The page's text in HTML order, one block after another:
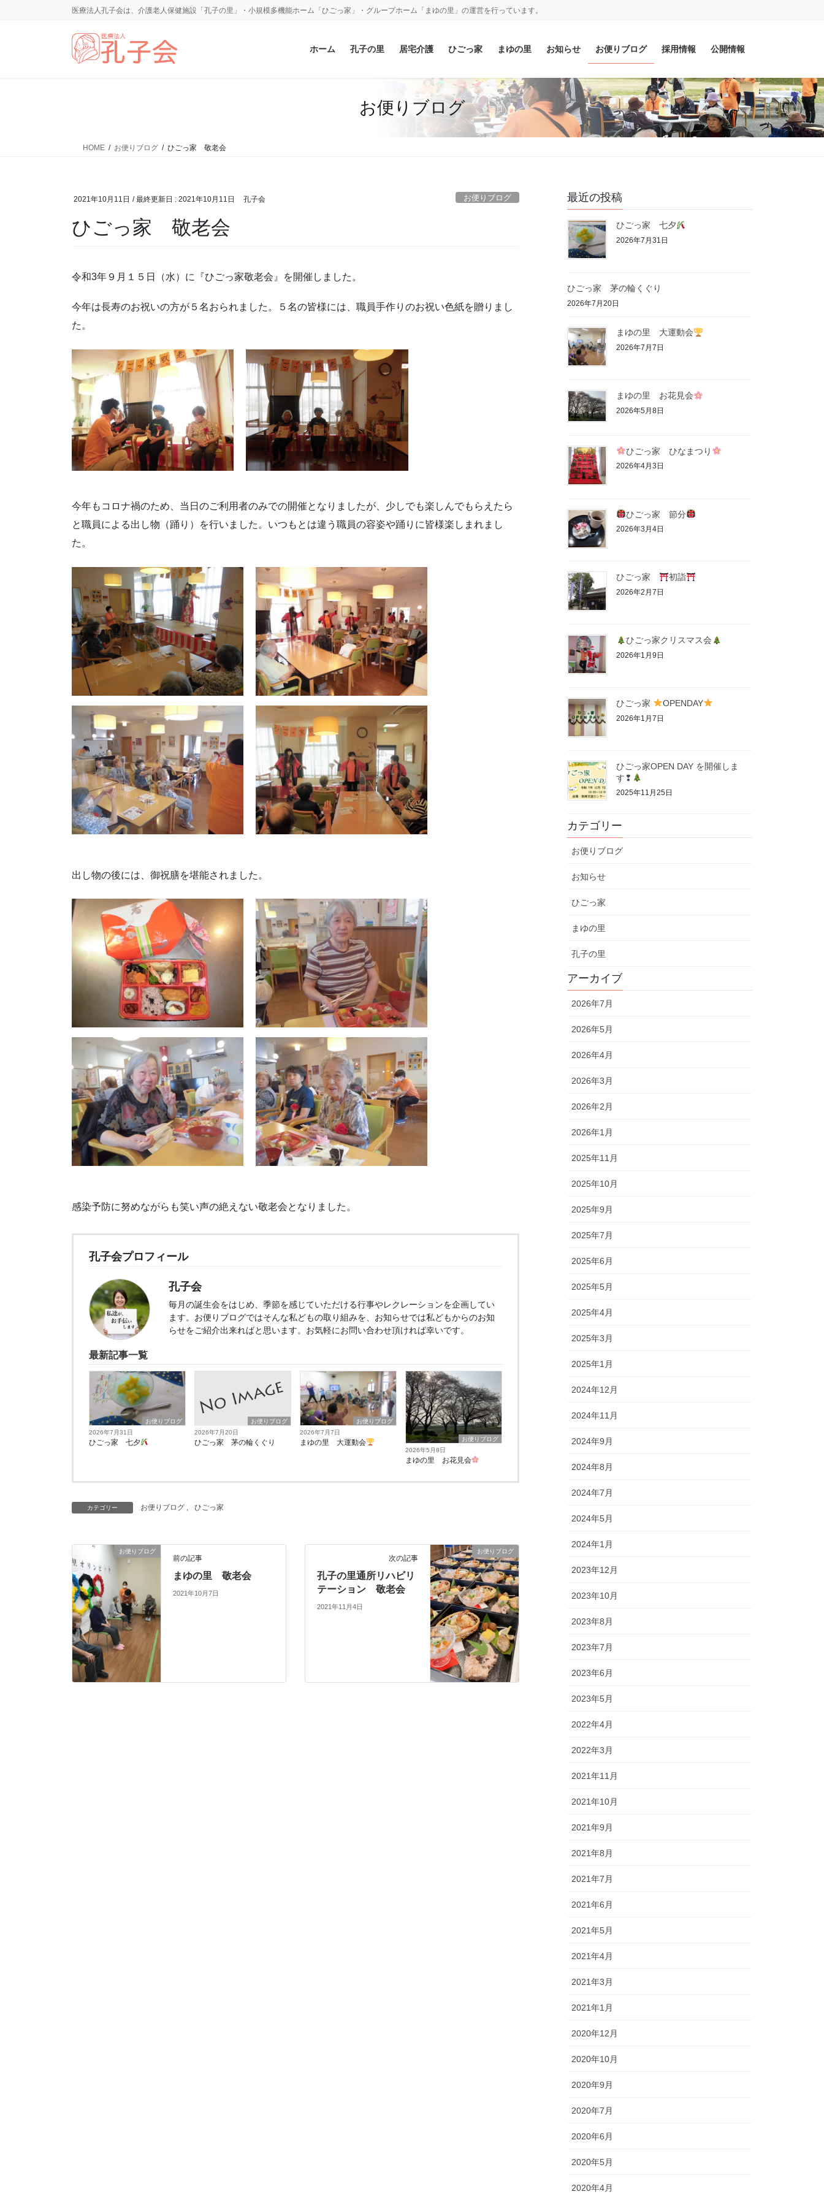
医療法人孔子会は、介護老人保健施設「孔子の里」・小規模多機能ホーム「ひごっ家」・グループホーム「まゆの里」の運営を行っています。
ホーム 孔子の里 居宅介護 ひごっ家 まゆの里 お知らせ お便りブログ 採用情報 公開情報
お便りブログ
HOME お便りブログ ひごっ家 敬老会
2021年10月11日 / 最終更新日 : 2021年10月11日 孔子会 お便りブログ
ひごっ家 敬老会
令和3年９月１５日（水）に『ひごっ家敬老会』を開催しました。
今年は長寿のお祝いの方が５名おられました。５名の皆様には、職員手作りのお祝い色紙を贈りまし
た。
今年もコロナ禍のため、当日のご利用者のみでの開催となりましたが、少しでも楽しんでもらえたら
と職員による出し物（踊り）を行いました。いつもとは違う職員の容姿や踊りに皆様楽しまれまし
た。
出し物の後には、御祝膳を堪能されました。
感染予防に努めながらも笑い声の絶えない敬老会となりました。
孔子会プロフィール
孔子会
毎月の誕生会をはじめ、季節を感じていただける行事やレクレーションを企画してい
ます。お便りブログではそんな私どもの取り組みを、お知らせでは私どもからのお知
らせをご紹介出来ればと思います。お気軽にお問い合わせ頂ければ幸いです。
最新記事一覧
お便りブログ
2026年7月31日
ひごっ家 七夕
お便りブログ
2026年7月20日
ひごっ家 茅の輪くぐり
お便りブログ
2026年7月7日
まゆの里 大運動会
お便りブログ
2026年5月8日
まゆの里 お花見会
カテゴリー お便りブログ 、 ひごっ家
お便りブログ
前の記事
まゆの里 敬老会
2021年10月7日
お便りブログ
次の記事
孔子の里通所リハビリ
テーション 敬老会
2021年11月4日
最近の投稿
ひごっ家 七夕
2026年7月31日
ひごっ家 茅の輪くぐり
2026年7月20日
まゆの里 大運動会
2026年7月7日
まゆの里 お花見会
2026年5月8日
ひごっ家 ひなまつり
2026年4月3日
ひごっ家 節分
2026年3月4日
ひごっ家 初詣
2026年2月7日
ひごっ家クリスマス会
2026年1月9日
ひごっ家 OPENDAY
2026年1月7日
ひごっ家OPEN DAY を開催しま
す❢
2025年11月25日
カテゴリー
お便りブログ
お知らせ
ひごっ家
まゆの里
孔子の里
アーカイブ
2026年7月
2026年5月
2026年4月
2026年3月
2026年2月
2026年1月
2025年11月
2025年10月
2025年9月
2025年7月
2025年6月
2025年5月
2025年4月
2025年3月
2025年1月
2024年12月
2024年11月
2024年9月
2024年8月
2024年7月
2024年5月
2024年1月
2023年12月
2023年10月
2023年8月
2023年7月
2023年6月
2023年5月
2022年4月
2022年3月
2021年11月
2021年10月
2021年9月
2021年8月
2021年7月
2021年6月
2021年5月
2021年4月
2021年3月
2021年1月
2020年12月
2020年10月
2020年9月
2020年7月
2020年6月
2020年5月
2020年4月